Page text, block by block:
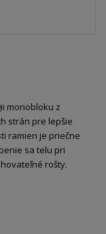
monobloku z
strán pre lepšie
ramien je priečne
sa telu pri
rošty.